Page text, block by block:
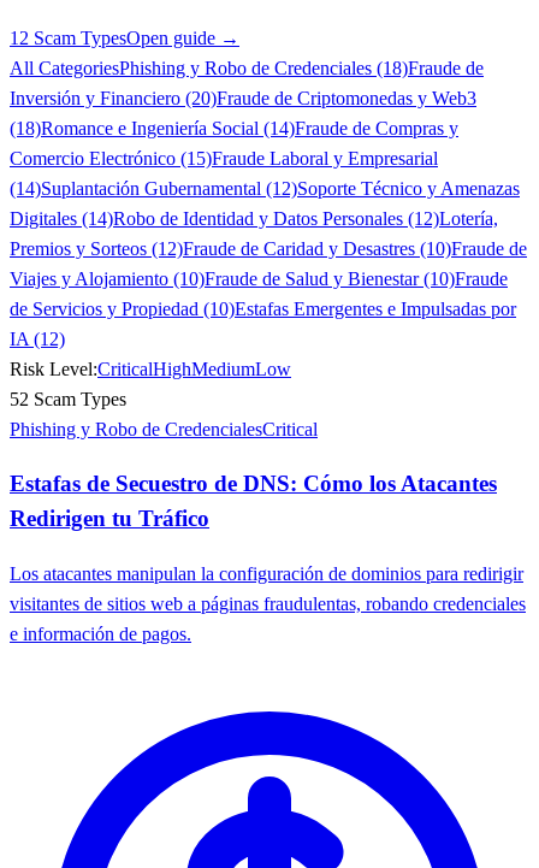
12 Scam TypesOpen guide →
All CategoriesPhishing y Robo de Credenciales (18)Fraude de
Inversión y Financiero (20)Fraude de Criptomonedas y Web3
(18)Romance e Ingeniería Social (14)Fraude de Compras y
Comercio Electrónico (15)Fraude Laboral y Empresarial
(14)Suplantación Gubernamental (12)Soporte Técnico y Amenazas
Digitales (14)Robo de Identidad y Datos Personales (12)Lotería,
Premios y Sorteos (12)Fraude de Caridad y Desastres (10)Fraude de
Viajes y Alojamiento (10)Fraude de Salud y Bienestar (10)Fraude
de Servicios y Propiedad (10)Estafas Emergentes e Impulsadas por
IA (12)
Risk Level:CriticalHighMediumLow
52 Scam Types
Phishing y Robo de CredencialesCritical
Estafas de Secuestro de DNS: Cómo los Atacantes
Redirigen tu Tráfico
Los atacantes manipulan la configuración de dominios para redirigir
visitantes de sitios web a páginas fraudulentas, robando credenciales
e información de pagos.